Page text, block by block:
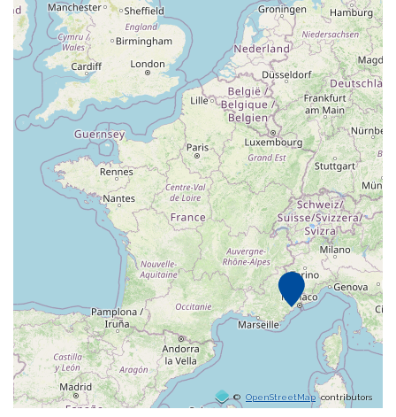
© OpenStreetMap contributors